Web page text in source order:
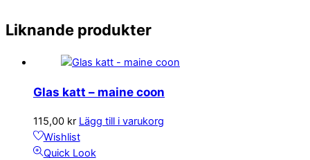
Liknande produkter
Glas katt – maine coon
115,00 kr Lägg till i varukorg
Wishlist
Quick Look